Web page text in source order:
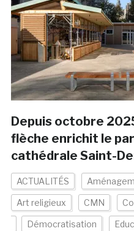
Depuis octobre
flèche enrichit le
cathédrale Saint-
ACTUALITÉS
Art religieux CMN
Démocratisation